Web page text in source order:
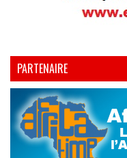
PARTENAIRE